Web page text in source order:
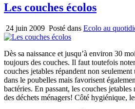
Les couches écolos
24 juin 2009 Posté dans Ecolo au
Dès sa naissance et jusqu’à environ 30
toujours des couches. Il faut toutefois
couches jetables répandent non seulement
dans le poubelles mais favorisent
bactéries. En passant, les couches
des déchets ménagers! Côté hygiénique,